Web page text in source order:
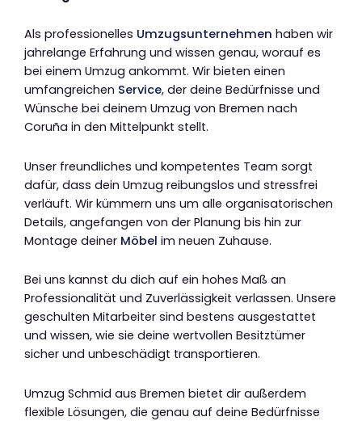
Als professionelles Umzugsunternehmen haben wir
jahrelange Erfahrung und wissen genau, worauf es
bei einem Umzug ankommt. Wir bieten einen
umfangreichen Service, der deine Bedürfnisse und
Wünsche bei deinem Umzug von Bremen nach
Coruña in den Mittelpunkt stellt.
Unser freundliches und kompetentes Team sorgt
dafür, dass dein Umzug reibungslos und stressfrei
verläuft. Wir kümmern uns um alle organisatorischen
Details, angefangen von der Planung bis hin zur
Montage deiner Möbel im neuen Zuhause.
Bei uns kannst du dich auf ein hohes Maß an
Professionalität und Zuverlässigkeit verlassen. Unsere
geschulten Mitarbeiter sind bestens ausgestattet
und wissen, wie sie deine wertvollen Besitztümer
sicher und unbeschädigt transportieren.
Umzug Schmid aus Bremen bietet dir außerdem
flexible Lösungen, die genau auf deine Bedürfnisse